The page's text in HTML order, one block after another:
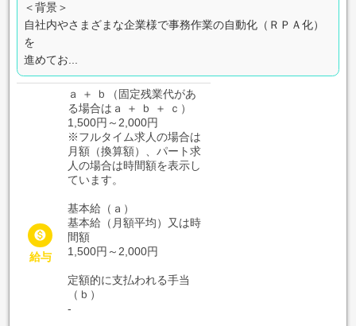
＜背景＞
自社内やさまざまな企業様で事務作業の自動化（ＲＰＡ化）
を
進めてお...

給与
ａ ＋ ｂ（固定残業代があ
る場合はａ ＋ ｂ ＋ ｃ）
1,500円～2,000円
※フルタイム求人の場合は
月額（換算額）、パート求
人の場合は時間額を表示し
ています。
基本給（ａ）
基本給（月額平均）又は時
間額
1,500円～2,000円
定額的に支払われる手当
（ｂ）
-